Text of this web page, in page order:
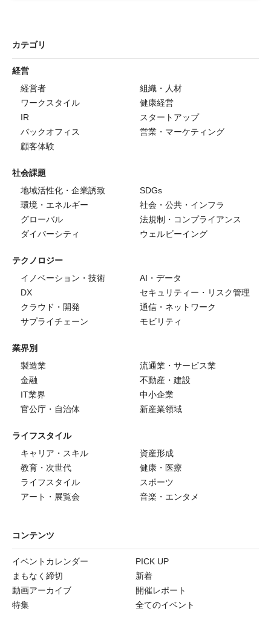
カテゴリ
経営
経営者
組織・人材
ワークスタイル
健康経営
IR
スタートアップ
バックオフィス
営業・マーケティング
顧客体験
社会課題
地域活性化・企業誘致
SDGs
環境・エネルギー
社会・公共・インフラ
グローバル
法規制・コンプライアンス
ダイバーシティ
ウェルビーイング
テクノロジー
イノベーション・技術
AI・データ
DX
セキュリティー・リスク管理
クラウド・開発
通信・ネットワーク
サプライチェーン
モビリティ
業界別
製造業
流通業・サービス業
金融
不動産・建設
IT業界
中小企業
官公庁・自治体
新産業領域
ライフスタイル
キャリア・スキル
資産形成
教育・次世代
健康・医療
ライフスタイル
スポーツ
アート・展覧会
音楽・エンタメ
コンテンツ
イベントカレンダー
PICK UP
まもなく締切
新着
動画アーカイブ
開催レポート
特集
全てのイベント